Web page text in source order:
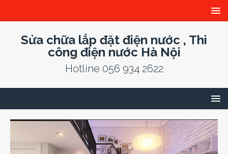
Sửa chữa lắp đặt điện nước , Thi
công điện nước Hà Nội
Hotline 056 934 2622